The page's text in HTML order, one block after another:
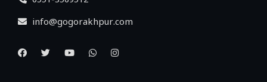
info@gogorakhpur.com